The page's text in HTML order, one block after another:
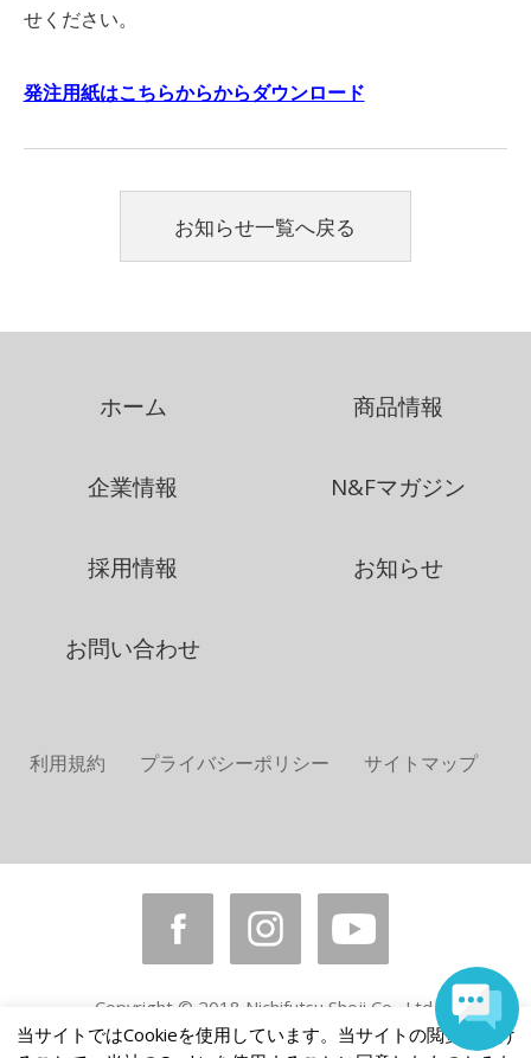
せください。
発注用紙はこちらからからダウンロード
お知らせ一覧へ戻る
ホーム 商品情報
企業情報 N&Fマガジン
採用情報 お知らせ
お問い合わせ
利用規約 プライバシーポリシー サイトマップ
Copyright © 2018 Nichifutsu Shoji Co., Ltd.
All rights reserved.
当サイトではCookieを使用しています。当サイトの閲覧を続け